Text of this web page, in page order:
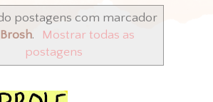
postagens com marcador
.
Mostrar todas as
postagens